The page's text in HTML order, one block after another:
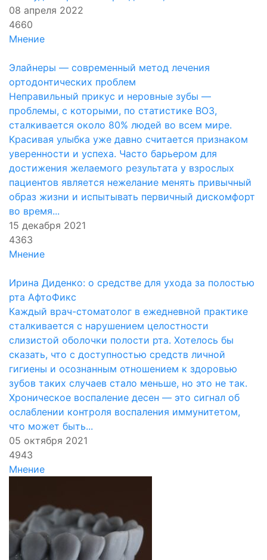
08 апреля 2022
4660
Мнение
Элайнеры — современный метод лечения
ортодонтических проблем
Неправильный прикус и неровные зубы —
проблемы, с которыми, по статистике ВОЗ,
сталкивается около 80% людей во всем мире.
Красивая улыбка уже давно считается признаком
уверенности и успеха. Часто барьером для
достижения желаемого результата у взрослых
пациентов является нежелание менять привычный
образ жизни и испытывать первичный дискомфорт
во время...
15 декабря 2021
4363
Мнение
Ирина Диденко: о средстве для ухода за полостью
рта АфтоФикс
Каждый врач-стоматолог в ежедневной практике
сталкивается с нарушением целостности
слизистой оболочки полости рта. Хотелось бы
сказать, что с доступностью средств личной
гигиены и осознанным отношением к здоровью
зубов таких случаев стало меньше, но это не так.
Хроническое воспаление десен — это сигнал об
ослаблении контроля воспаления иммунитетом,
что может быть...
05 октября 2021
4943
Мнение